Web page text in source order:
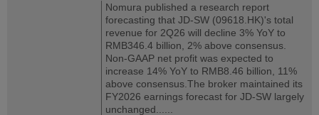
Nomura published a research report
forecasting that JD-SW (09618.HK)'s total
revenue for 2Q26 will decline 3% YoY to
RMB346.4 billion, 2% above consensus.
Non-GAAP net profit was expected to
increase 14% YoY to RMB8.46 billion, 11%
above consensus.The broker maintained its
FY2026 earnings forecast for JD-SW largely
unchanged......